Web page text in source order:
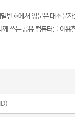
번호에서 영문은 대소문
께 쓰는 공용 컴퓨터를 이